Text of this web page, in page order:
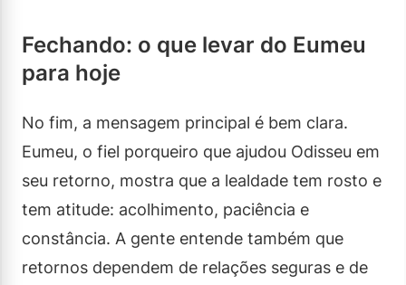
Fechando: o que levar do Eumeu
para hoje
No fim, a mensagem principal é bem clara.
Eumeu, o fiel porqueiro que ajudou Odisseu em
seu retorno, mostra que a lealdade tem rosto e
tem atitude: acolhimento, paciência e
constância. A gente entende também que
retornos dependem de relações seguras e de